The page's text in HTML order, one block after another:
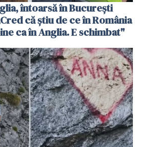
întoarsă în București
că știu de ce în România
ca în Anglia. E schimbat"